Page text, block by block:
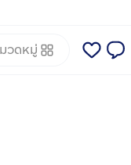
วดหมู่